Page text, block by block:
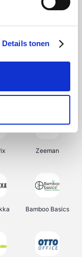
Details tonen
Tennis Point
Zeeman
Bamboo Basics